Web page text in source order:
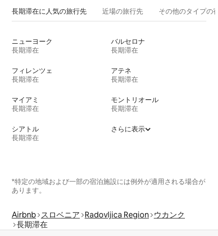
長期滞在に人気の旅行先 近場の旅行先 その他のタ⁠イ⁠プ⁠の
ニューヨーク
長期滞在
バルセロナ
長期滞在
フィレンツェ
長期滞在
アテネ
長期滞在
マイアミ
長期滞在
モントリオール
長期滞在
シアトル
長期滞在
さらに表示
*特定の地域および一部の宿泊施設には例外が適用される場合が
あります。
Airbnb スロベニア Radovljica Region ウカンク
長期滞在